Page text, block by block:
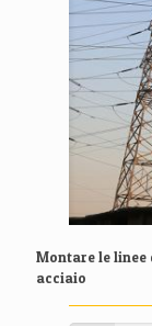
Montare le
acciaio